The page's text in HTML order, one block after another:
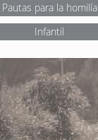
Pautas para la homilía
Infantil